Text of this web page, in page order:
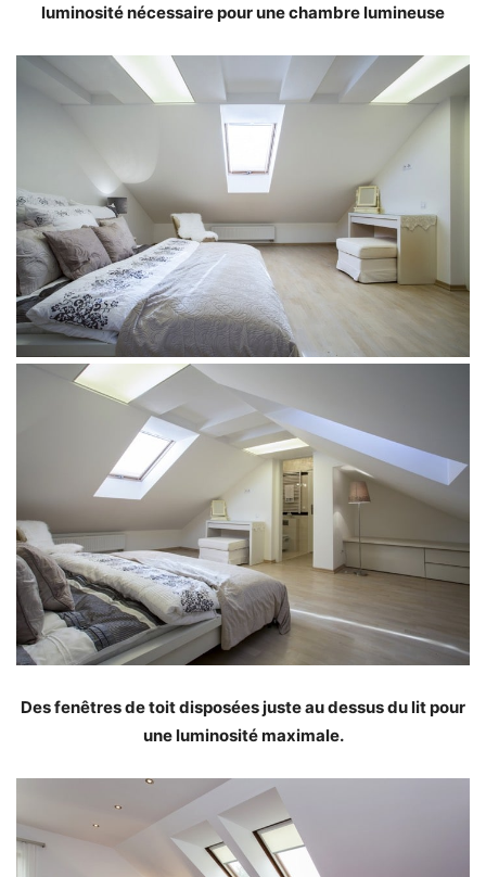
luminosité nécessaire pour une chambre lumineuse
Des fenêtres de toit disposées juste au dessus du lit pour
une luminosité maximale.